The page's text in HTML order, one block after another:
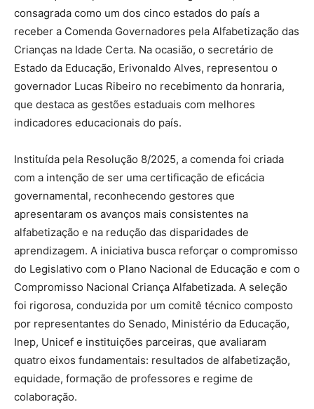
consagrada como um dos cinco estados do país a
receber a Comenda Governadores pela Alfabetização das
Crianças na Idade Certa. Na ocasião, o secretário de
Estado da Educação, Erivonaldo Alves, representou o
governador Lucas Ribeiro no recebimento da honraria,
que destaca as gestões estaduais com melhores
indicadores educacionais do país.
Instituída pela Resolução 8/2025, a comenda foi criada
com a intenção de ser uma certificação de eficácia
governamental, reconhecendo gestores que
apresentaram os avanços mais consistentes na
alfabetização e na redução das disparidades de
aprendizagem. A iniciativa busca reforçar o compromisso
do Legislativo com o Plano Nacional de Educação e com o
Compromisso Nacional Criança Alfabetizada. A seleção
foi rigorosa, conduzida por um comitê técnico composto
por representantes do Senado, Ministério da Educação,
Inep, Unicef e instituições parceiras, que avaliaram
quatro eixos fundamentais: resultados de alfabetização,
equidade, formação de professores e regime de
colaboração.